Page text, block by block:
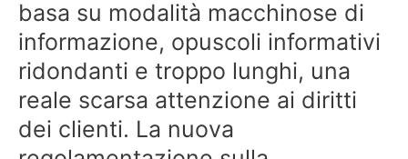
basa su modalità macchinose di
informazione, opuscoli informativi
ridondanti e troppo lunghi, una
reale scarsa attenzione ai diritti
dei clienti. La nuova